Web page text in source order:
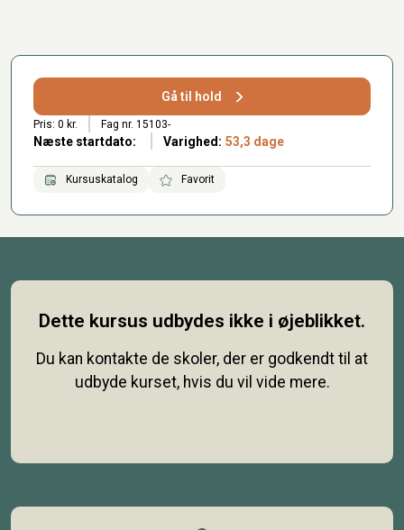
Gå til hold
Pris: 0 kr. Fag nr. 15103-
Næste startdato: Varighed: 53,3 dage
Kursuskatalog Favorit
Dette kursus udbydes ikke i øjeblikket.
Du kan kontakte de skoler, der er godkendt til at
udbyde kurset, hvis du vil vide mere.